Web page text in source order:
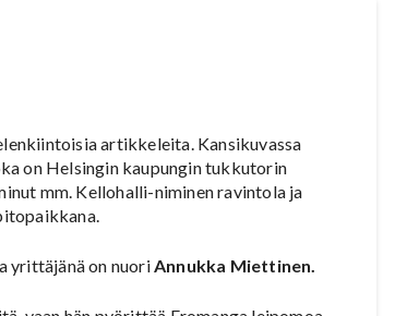
artikkeleita. Kansikuvassa
on Helsingin kaupungin tukkutorin
mm. Kellohalli-niminen ravintola ja
yrittäjänä on nuori Annukka Miettinen.